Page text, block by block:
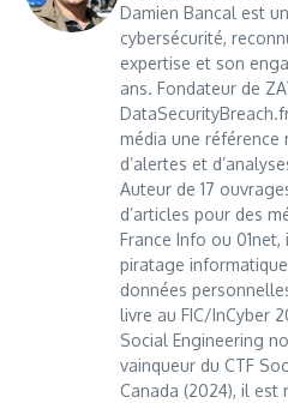
Damien Bancal est
cybersécurité,
expertise et son
ans. Fondateur de
média une référence
d’alertes et
Auteur de 17
d’articles pour des
France Info ou
piratage
données
livre au FIC/InCyber
Social Engineering
vainqueur du CTF
Canada (2024), il est